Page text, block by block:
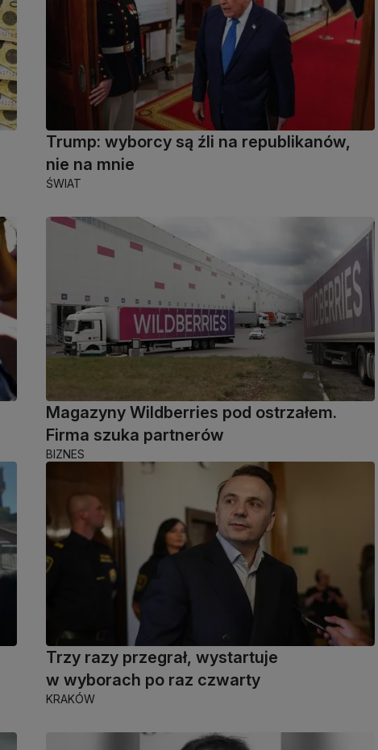
Trump: wyborcy są źli na republikanów,
nie na mnie
ŚWIAT
Magazyny Wildberries pod ostrzałem.
Firma szuka partnerów
BIZNES
Trzy razy przegrał, wystartuje
w wyborach po raz czwarty
KRAKÓW